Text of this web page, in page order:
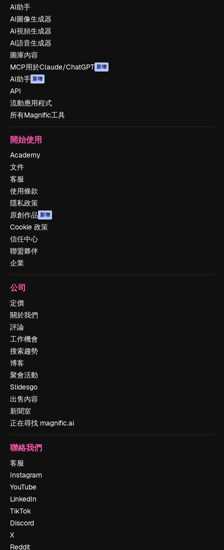
AI助手
AI圖像生成器
AI視頻生成器
AI語音生成器
圖庫內容
MCP用於Claude/ChatGPT 新增
AI助手 新增
API
流動應用程式
所有Magnific工具
開始使用
Academy
文件
客服
使用條款
隱私政策
原創作品 新增
Cookie 政策
信任中心
聯盟夥伴
企業
公司
定價
關於我們
評論
工作機會
搜索趨勢
博客
聚會活動
Slidesgo
出售內容
新聞室
正在尋找 magnific.ai
聯絡我們
客服
Instagram
YouTube
LinkedIn
TikTok
Discord
X
Reddit